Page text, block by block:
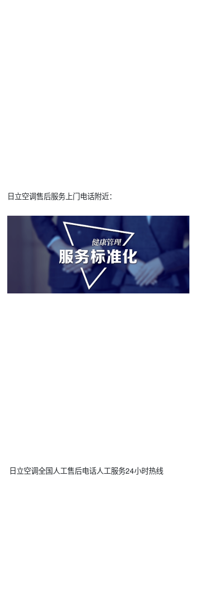
日立空调售后服务上门电话附近：
日立空调全国人工售后电话人工服务24小时热线